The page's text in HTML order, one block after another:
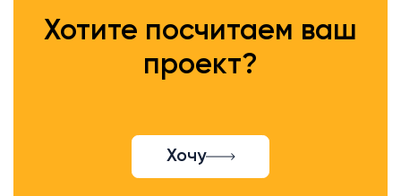
Хотите посчитаем ваш
проект?
Хочу